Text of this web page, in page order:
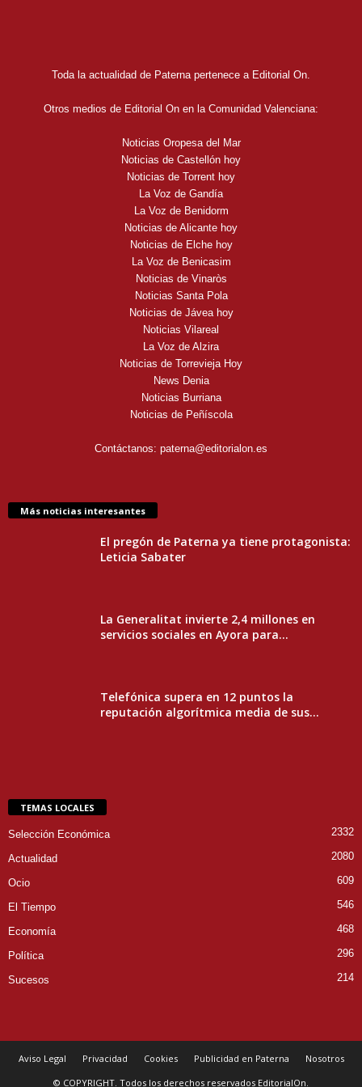
Toda la actualidad de Paterna pertenece a Editorial On.
Otros medios de Editorial On en la Comunidad Valenciana:
Noticias Oropesa del Mar
Noticias de Castellón hoy
Noticias de Torrent hoy
La Voz de Gandía
La Voz de Benidorm
Noticias de Alicante hoy
Noticias de Elche hoy
La Voz de Benicasim
Noticias de Vinaròs
Noticias Santa Pola
Noticias de Jávea hoy
Noticias Vilareal
La Voz de Alzira
Noticias de Torrevieja Hoy
News Denia
Noticias Burriana
Noticias de Peñíscola
Contáctanos: paterna@editorialon.es
Más noticias interesantes
El pregón de Paterna ya tiene protagonista:
Leticia Sabater
La Generalitat invierte 2,4 millones en
servicios sociales en Ayora para...
Telefónica supera en 12 puntos la
reputación algorítmica media de sus...
TEMAS LOCALES
Selección Económica 2332
Actualidad 2080
Ocio 609
El Tiempo 546
Economía 468
Política 296
Sucesos 214
Aviso Legal Privacidad Cookies Publicidad en Paterna
Nosotros
© COPYRIGHT. Todos los derechos reservados EditorialOn.